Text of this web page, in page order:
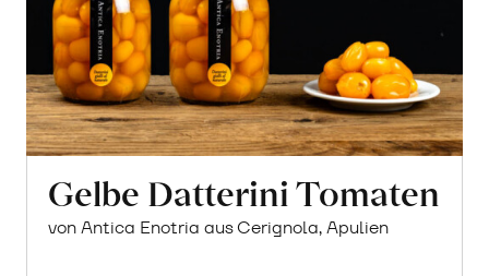
Gelbe Datterini Tomaten
von Antica Enotria aus Cerignola, Apulien